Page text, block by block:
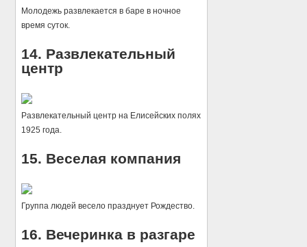
Молодежь развлекается в баре в ночное
время суток.
14. Развлекательный
центр
Развлекательный центр на Елисейских полях
1925 года.
15. Веселая компания
Группа людей весело празднует Рождество.
16. Вечеринка в разгаре